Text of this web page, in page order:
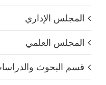
المجلس الإداري
المجلس العلمي
قسم البحوث